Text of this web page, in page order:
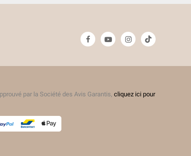
par la Société des Avis Garantis, cliquez ici pour